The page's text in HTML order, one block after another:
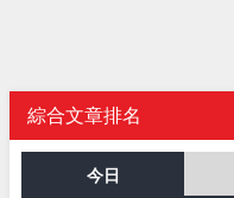
綜合文章排名
今日